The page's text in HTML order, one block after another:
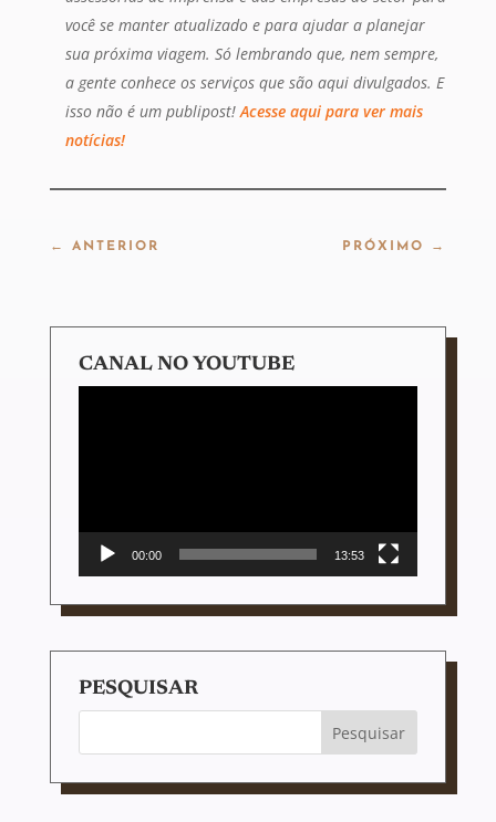
você se manter atualizado e para ajudar a planejar
sua próxima viagem. Só lembrando que, nem sempre,
a gente conhece os serviços que são aqui divulgados. E
isso não é um publipost! Acesse aqui para ver mais
notícias!
← ANTERIOR PRÓXIMO →
CANAL NO YOUTUBE
00:00 13:53
PESQUISAR